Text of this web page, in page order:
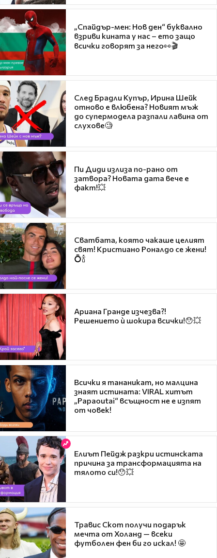
„Спайдър-мен: Нов ден“ буквално
взриви кината у нас – ето защо
всички говорят за него👀🎬
След Брадли Купър, Ирина Шейк
отново е влюбена? Новият мъж
до супермодела разпали лавина от
слухове🧐
Пи Диди излиза по-рано от
затвора? Новата дата вече е
факт!💥
Сватбата, която чакаше целият
свят! Кристиано Роналдо се жени!
💍🍾
Ариана Гранде изчезва?!
Решението ѝ шокира всички!😯💥
Всички я тананикат, но малцина
знаят истината: VIRAL хитът
„Papaoutai“ всъщност не е изпят
от човек!
Елиът Пейдж разкри истинската
причина за трансформацията на
тялото си!😯💥
Травис Скот получи подарък
мечта от Холанд — всеки
футболен фен би го искал! 🤩